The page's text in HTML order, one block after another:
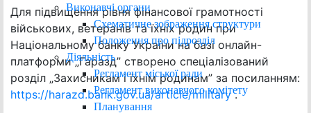
Виконавчі органи
Схематичне зображення структури
Положення про підрозділ
Діяльність
Регламент міської ради
Регламент виконавчого комітету
Планування
Для підвищення рівня фінансової грамотності
військових, ветеранів та їхніх родин при
Національному банку України на базі онлайн-
платформи „Гаразд” створено спеціалізований
розділ „Захисникам і їхнім родинам” за посиланням:
https://harazd.bank.gov.ua/article/military.